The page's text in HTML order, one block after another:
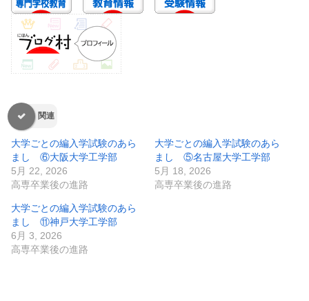
関連
大学ごとの編入学試験のあら
まし ⑥大阪大学工学部
5月 22, 2026
高専卒業後の進路
大学ごとの編入学試験のあら
まし ⑤名古屋大学工学部
5月 18, 2026
高専卒業後の進路
大学ごとの編入学試験のあら
まし ⑪神戸大学工学部
6月 3, 2026
高専卒業後の進路